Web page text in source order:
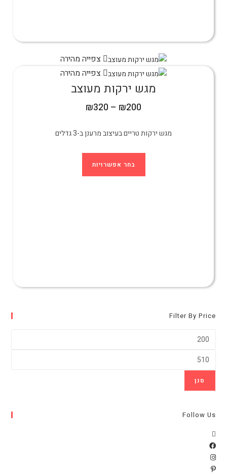
צפייה מהירה
צפייה מהירה
מגש ירקות מעוצב
₪200
–
₪320
מגש ירקות טריים בעיצוב מרענן ב-3 גדלים
בחר אפשרויות
Filter By Price
סנן
Follow Us